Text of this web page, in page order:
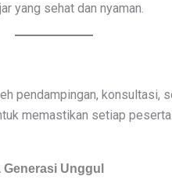
yang sehat dan nyaman.
pendampingan, konsultasi,
memastikan setiap
Unggul